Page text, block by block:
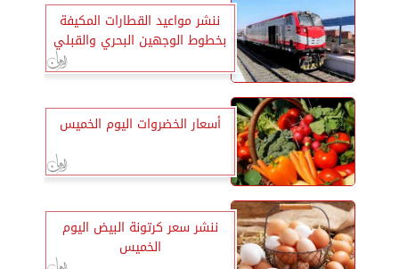
ننشر مواعيد القطارات المكيفة
بخطوط الوجهين البحري والقبلي
أسعار الخضروات اليوم الخميس
ننشر سعر كرتونة البيض اليوم
الخميس